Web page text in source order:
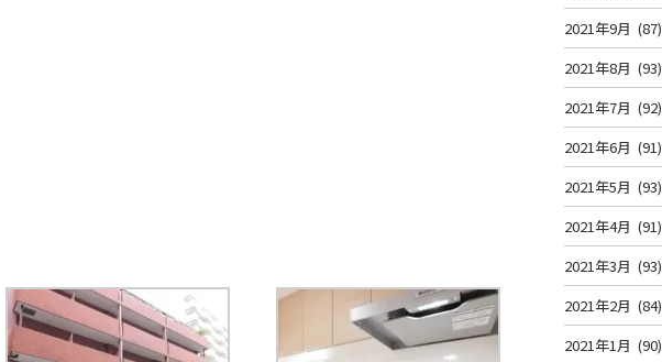
2021年9月 (87)
2021年8月 (93)
2021年7月 (92)
2021年6月 (91)
2021年5月 (93)
2021年4月 (91)
2021年3月 (93)
2021年2月 (84)
2021年1月 (90)